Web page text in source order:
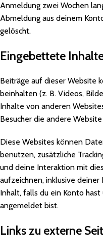
Anmeldung zwei Wochen
Abmeldung aus deinem
gelöscht.
Eingebettete
Beiträge auf dieser Website
beinhalten (z. B. Videos,
Inhalte von anderen
Besucher die andere
Diese Websites können
benutzen, zusätzliche
und deine Interaktion mit
aufzeichnen, inklusive
Inhalt, falls du ein Konto
angemeldet bist.
Links zu externe